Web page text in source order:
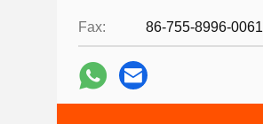
Fax: 86-755-8996-0061